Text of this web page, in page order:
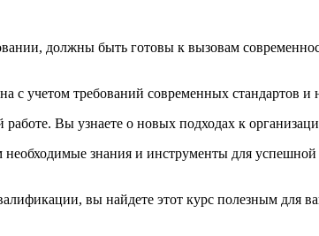
должны быть готовы к вызовам
с учетом требований современных стандартов и
Вы узнаете о новых подходах к
необходимые знания и инструменты для
вы найдете этот курс полезным для